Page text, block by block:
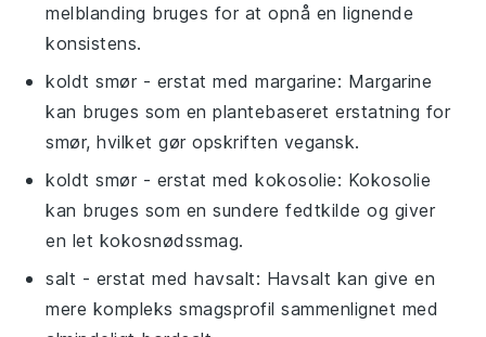
melblanding bruges for at opnå en lignende
konsistens.
koldt smør - erstat medmargarine: Margarine
kan bruges som en plantebaseret erstatning for
smør, hvilket gør opskriften vegansk.
koldt smør - erstat medkokosolie: Kokosolie
kan bruges som en sundere fedtkilde og giver
en let kokosnødssmag.
salt - erstat medhavsalt: Havsalt kan give en
mere kompleks smagsprofil sammenlignet med